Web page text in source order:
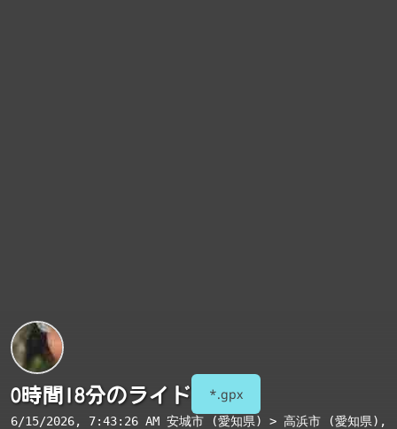
0時間18分のライド *.gpx
6/15/2026, 7:43:26 AM 安城市 (愛知県) > 高浜市 (愛知県) ,